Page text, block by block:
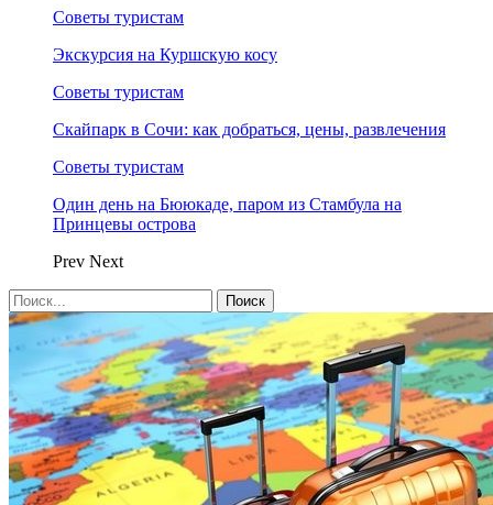
Советы туристам
Экскурсия на Куршскую косу
Советы туристам
Скайпарк в Сочи: как добраться, цены, развлечения
Советы туристам
Один день на Бююкаде, паром из Стамбула на
Принцевы острова
Prev Next